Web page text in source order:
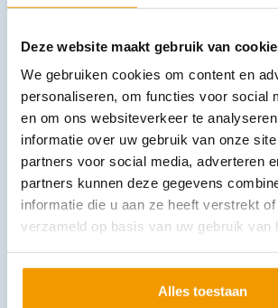
Deze website maakt gebruik van
We gebruiken cookies om content en
personaliseren, om functies voor social
en om ons websiteverkeer te
informatie over uw gebruik van onze
partners voor social media, adverteren
partners kunnen deze gegevens
informatie die u aan ze heeft verstrekt
verzameld op basis van uw gebruik van
Alles toestaan
Riemhouder Maglite D-cel Leder
9.95 excl. btw
Leverbaar